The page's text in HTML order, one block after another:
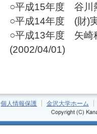
○平成15年度 谷川
○平成14年度 (財)
○平成13年度 矢崎
(2002/04/01)
個人情報保護 金沢大学ホーム